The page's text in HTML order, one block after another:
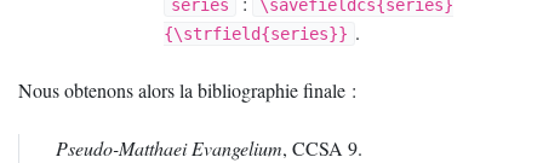
series
\savefieldcs{series}
{\strfield{series}} .
Nous obtenons alors la bibliographie finale :
Pseudo-Matthaei Evangelium, CCSA 9.